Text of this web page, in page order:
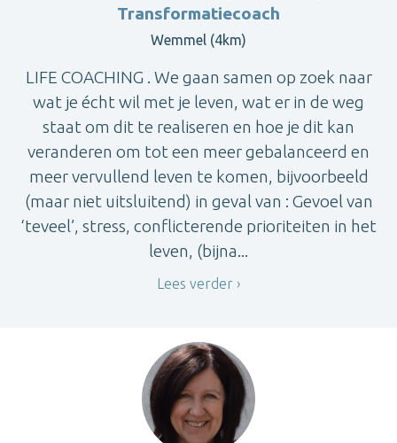
Transformatiecoach
Wemmel (4km)
LIFE COACHING . We gaan samen op zoek naar
wat je écht wil met je leven, wat er in de weg
staat om dit te realiseren en hoe je dit kan
veranderen om tot een meer gebalanceerd en
meer vervullend leven te komen, bijvoorbeeld
(maar niet uitsluitend) in geval van : Gevoel van
‘teveel’, stress, conflicterende prioriteiten in het
leven, (bijna...
Lees verder